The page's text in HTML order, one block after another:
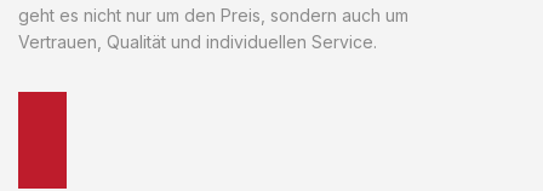
geht es nicht nur um den Preis, sondern auch um
Vertrauen, Qualität und individuellen Service.